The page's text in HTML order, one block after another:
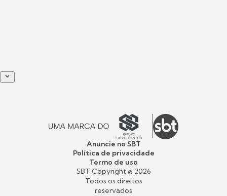
Anuncie no SBT
Política de privacidade
Termo de uso
SBT Copyright © 2026
Todos os direitos
reservados